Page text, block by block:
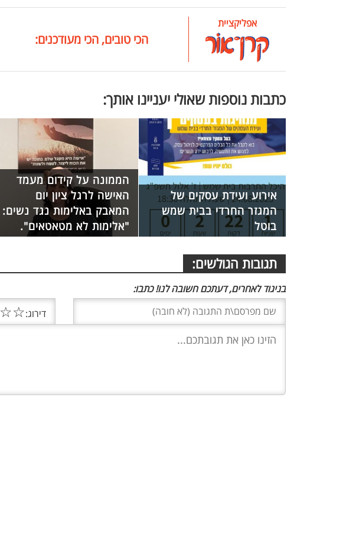
אפליקציית
הכי טובים, הכי מעודכנים:
כתבות נוספות שאולי יעניינו אותך:
אירוע ועידת עסקים של
המגזר החרדי בבית שמש
בוטל
הממונה על קידום מעמד
האישה לרגל ציון יום
המאבק באלימות נגד נשים:
"אלימות לא מטאטאים".
תגובות הגולשים:
בניגוד לאחרים, דעתכם חשובה לנו! כתבו:
דירוג:☆
☆